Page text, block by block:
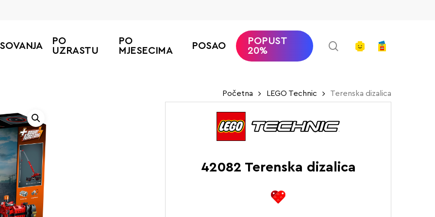
PO
UZRASTU
PO
MJESECIMA
POSAO
POPUST
20%
searchaccount
Početna LEGO Technic Terenska dizalica
42082 Terenska dizalica